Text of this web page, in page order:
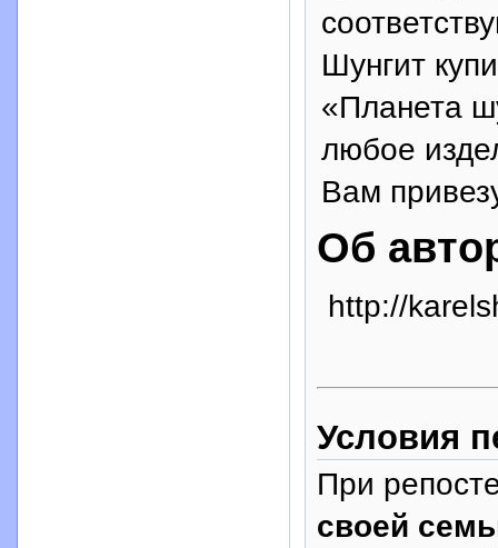
Шунгит
«Планета
любое
Вам
Об
http://
Условия
При
своей